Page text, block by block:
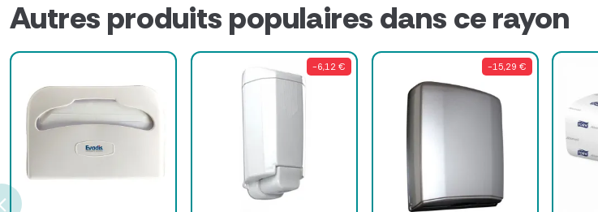
Autres produits populaires dans ce rayon
-6,12 € -15,29 €